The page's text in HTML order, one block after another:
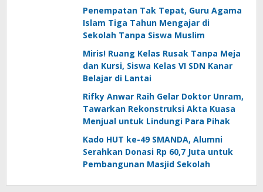
KETUA PROGRAM STUDI
TEKNIK SIPIL
Hermansyah,
M.Sc.
KETUA PROGRAM STUDI
TEKNIK INDUSTRI
Iksan Adiasa, M.T
KETUA PROGRAM STUDI
TEKNOBIOLOGI
–
KETUA PROGRAM STUDI
ILMU KOMUNIKASI
Apriadi, S.IP., M.A
KETUA PROGRAM STUDI
M.Nur Fietroh, S.E
Penempatan Tak Tepat, Guru Agama
Islam Tiga Tahun Mengajar di
Sekolah Tanpa Siswa Muslim
Miris! Ruang Kelas Rusak Tanpa Meja
dan Kursi, Siswa Kelas VI SDN Kanar
Belajar di Lantai
Rifky Anwar Raih Gelar Doktor Unram,
Tawarkan Rekonstruksi Akta Kuasa
Menjual untuk Lindungi Para Pihak
Kado HUT ke-49 SMANDA, Alumni
Serahkan Donasi Rp 60,7 Juta untuk
Pembangunan Masjid Sekolah